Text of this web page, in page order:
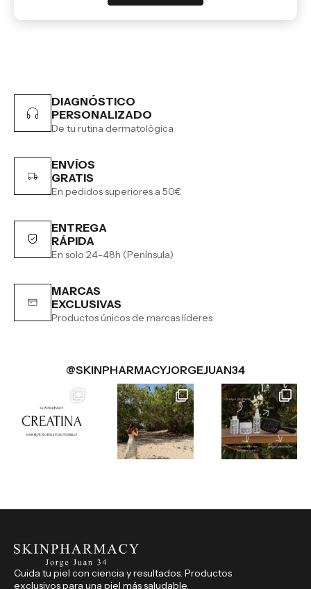
DIAGNÓSTICO
PERSONALIZADO
De tu rutina dermatológica
ENVÍOS
GRATIS
En pedidos superiores a 50€
ENTREGA
RÁPIDA
En solo 24-48h (Península)
MARCAS
EXCLUSIVAS
Productos únicos de marcas líderes
@SKINPHARMACYJORGEJUAN34
Cuida tu piel con ciencia y resultados. Productos
exclusivos para una piel más saludable.